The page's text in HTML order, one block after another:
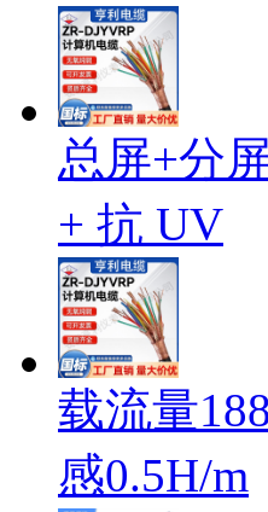
总屏+分
+ 抗 UV
载流量
感0.5H/m